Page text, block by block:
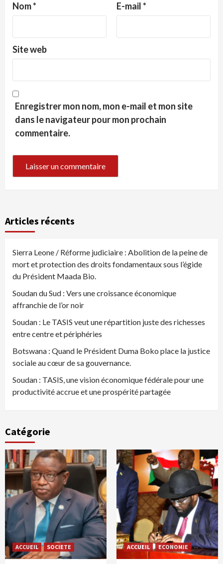
Nom* E-mail*
Site web
Enregistrer mon nom, mon e-mail et mon site
dans le navigateur pour mon prochain
commentaire.
Articles récents
Sierra Leone / Réforme judiciaire : Abolition de la peine de
mort et protection des droits fondamentaux sous l’égide
du Président Maada Bio.
Soudan du Sud : Vers une croissance économique
affranchie de l’or noir
Soudan : Le TASIS veut une répartition juste des richesses
entre centre et périphéries
Botswana : Quand le Président Duma Boko place la justice
sociale au cœur de sa gouvernance.
Soudan : TASIS, une vision économique fédérale pour une
productivité accrue et une prospérité partagée
Catégorie
ACCUEIL SOCIETE ACCUEIL ECONOMIE